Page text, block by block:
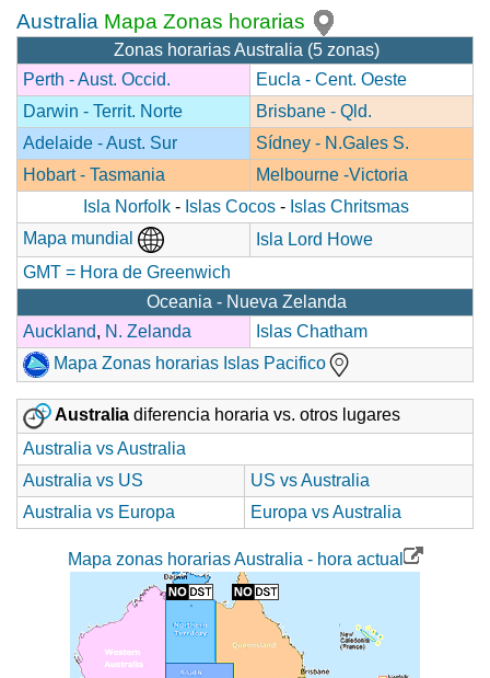
Australia Mapa Zonas horarias
Zonas horarias Australia (5 zonas)
Perth - Aust. Occid.
Eucla - Cent. Oeste
Darwin - Territ. Norte
Brisbane - Qld.
Adelaide - Aust. Sur
Sídney - N.Gales S.
Hobart - Tasmania
Melbourne -Victoria
Isla Norfolk - Islas Cocos - Islas Chritsmas
Mapa mundial
Isla Lord Howe
GMT = Hora de Greenwich
Oceania - Nueva Zelanda
Auckland, N. Zelanda
Islas Chatham
Mapa Zonas horarias Islas Pacifico
Australia diferencia horaria vs. otros lugares
Australia vs Australia
Australia vs US
US vs Australia
Australia vs Europa
Europa vs Australia
Mapa zonas horarias Australia - hora actual